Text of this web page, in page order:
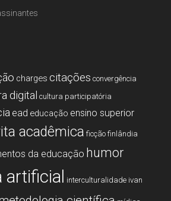
charges citações convergência
digital cultura participatória
ead educação ensino superior
acadêmica ficção finlândia
da educação humor
artificial interculturalidade ivan